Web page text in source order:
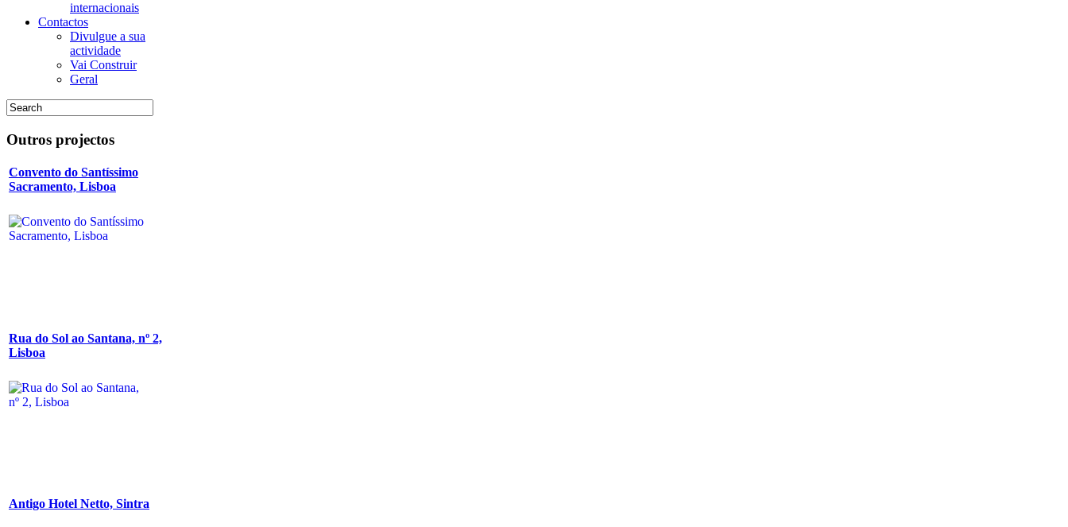
internacionais
Contactos
Divulgue a sua
actividade
Vai Construir
Geral
Outros projectos
Convento do Santíssimo
Sacramento, Lisboa
Rua do Sol ao Santana, nº 2,
Lisboa
Antigo Hotel Netto, Sintra